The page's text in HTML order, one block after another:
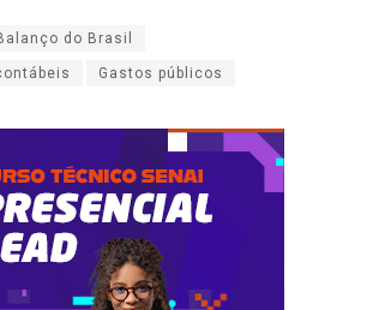
do Brasil
Gastos públicos